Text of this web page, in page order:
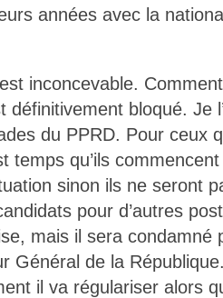
années avec la
inconcevable.
définitivement bloqué. Je
du PPRD. Pour ceux
temps qu’ils
sinon ils ne seront
pour d’autres
mais il sera condamné
Général de la
il va régulariser alors